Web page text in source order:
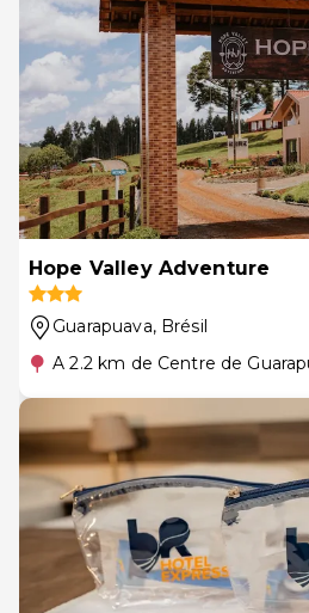
Hope Valley Adventure
Guarapuava, Brésil
A 2.2 km de Centre de